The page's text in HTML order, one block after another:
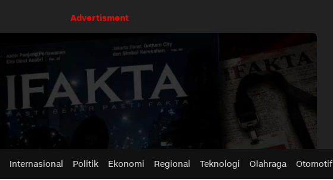
Advertisment
Internasional Politik Ekonomi Regional Teknologi Olahraga Otomotif